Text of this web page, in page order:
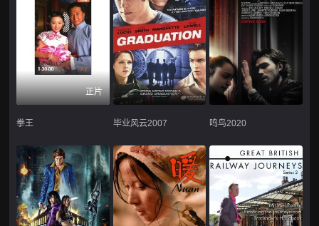
正片
拳王 毕业风云2007 鸣鸟2020